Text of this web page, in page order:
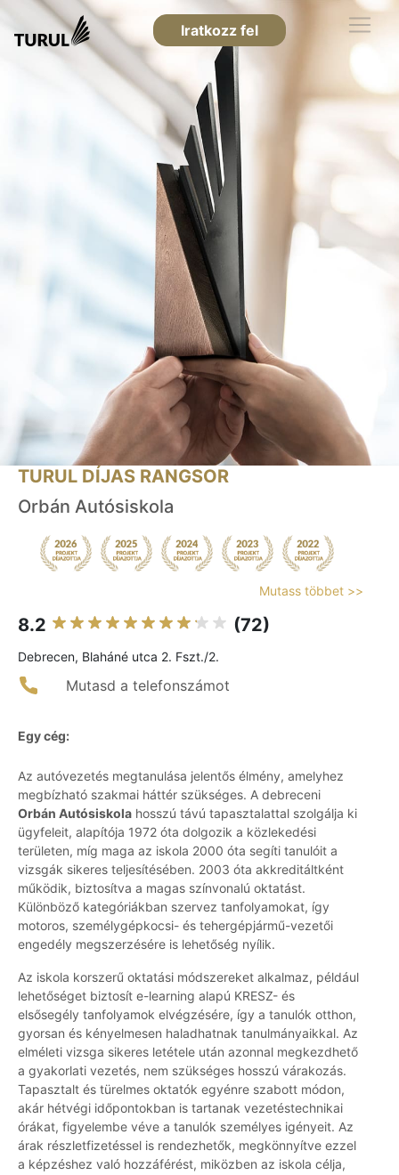
Iratkozz fel
TURUL DÍJAS RANGSOR
Orbán Autósiskola
Mutass többet >>
8.2 (72)
Debrecen, Blaháné utca 2. Fszt./2.
Mutasd a telefonszámot
Egy cég:
Az autóvezetés megtanulása jelentős élmény, amelyhez
megbízható szakmai háttér szükséges. A debreceni
Orbán Autósiskola hosszú távú tapasztalattal szolgálja ki
ügyfeleit, alapítója 1972 óta dolgozik a közlekedési
területen, míg maga az iskola 2000 óta segíti tanulóit a
vizsgák sikeres teljesítésében. 2003 óta akkreditáltként
működik, biztosítva a magas színvonalú oktatást.
Különböző kategóriákban szervez tanfolyamokat, így
motoros, személygépkocsi- és tehergépjármű-vezetői
engedély megszerzésére is lehetőség nyílik.
Az iskola korszerű oktatási módszereket alkalmaz, például
lehetőséget biztosít e-learning alapú KRESZ- és
elsősegély tanfolyamok elvégzésére, így a tanulók otthon,
gyorsan és kényelmesen haladhatnak tanulmányaikkal. Az
elméleti vizsga sikeres letétele után azonnal megkezdhető
a gyakorlati vezetés, nem szükséges hosszú várakozás.
Tapasztalt és türelmes oktatók egyénre szabott módon,
akár hétvégi időpontokban is tartanak vezetéstechnikai
órákat, figyelembe véve a tanulók személyes igényeit. Az
árak részletfizetéssel is rendezhetők, megkönnyítve ezzel
a képzéshez való hozzáférést, miközben az iskola célja,